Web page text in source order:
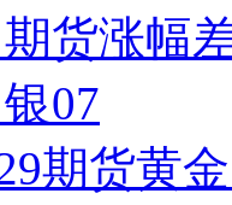
货涨幅
07
期货黄